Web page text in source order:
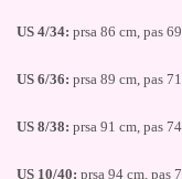
US 4/34: prsa 86 cm, pas
US 6/36: prsa 89 cm, pas
US 8/38: prsa 91 cm, pas
US 10/40: prsa 94 cm, pas